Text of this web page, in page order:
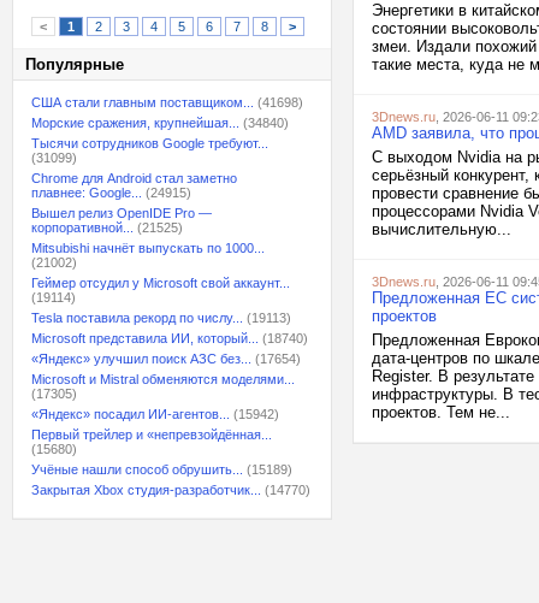
< 1 2 3 4 5 6 7 8 >
Популярные
США стали главным поставщиком...
(41698)
Морские сражения, крупнейшая...
(34840)
Тысячи сотрудников Google требуют...
(31099)
Chrome для Android стал заметно
плавнее: Google...
(24915)
Вышел релиз OpenIDE Pro —
корпоративной...
(21525)
Mitsubishi начнёт выпускать по 1000...
(21002)
Геймер отсудил у Microsoft свой аккаунт...
(19114)
Tesla поставила рекорд по числу...
(19113)
Microsoft представила ИИ, который...
(18740)
«Яндекс» улучшил поиск АЗС без...
(17654)
Microsoft и Mistral обменяются моделями...
(17305)
«Яндекс» посадил ИИ-агентов...
(15942)
Первый трейлер и «непревзойдённая...
(15680)
Учёные нашли способ обрушить...
(15189)
Закрытая Xbox студия-разработчик...
(14770)
Энергетики в
состоянии
змеи. Издали
такие места, куда не
3Dnews.ru , 2026-06-11
AMD заявила, что
С выходом Nvidia на
серьёзный конкурент,
провести сравнение
процессорами Nvidia
вычислительную...
3Dnews.ru , 2026-06-11
Предложенная ЕС
проектов
Предложенная
дата-центров по
Register. В
инфраструктуры. В
проектов. Тем не...